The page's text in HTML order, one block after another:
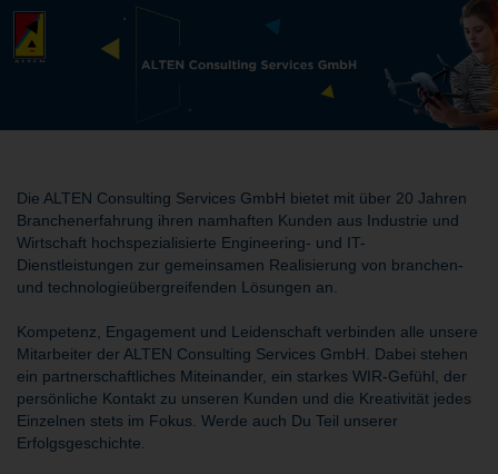
Die ALTEN Consulting Services GmbH bietet mit über 20 Jahren
Branchenerfahrung ihren namhaften Kunden aus Industrie und
Wirtschaft hochspezialisierte Engineering- und IT-
Dienstleistungen zur gemeinsamen Realisierung von branchen-
und technologieübergreifenden Lösungen an.
Kompetenz, Engagement und Leidenschaft verbinden alle unsere
Mitarbeiter der ALTEN Consulting Services GmbH. Dabei stehen
ein partnerschaftliches Miteinander, ein starkes WIR-Gefühl, der
persönliche Kontakt zu unseren Kunden und die Kreativität jedes
Einzelnen stets im Fokus. Werde auch Du Teil unserer
Erfolgsgeschichte.